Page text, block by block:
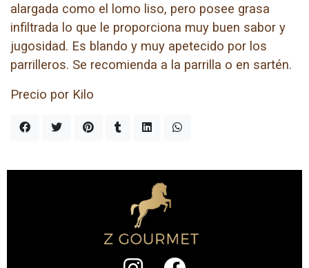
alargada como el lomo liso, pero posee grasa
infiltrada lo que le proporciona muy buen sabor y
jugosidad. Es blando y muy apetecido por los
parrilleros. Se recomienda a la parrilla o en sartén.
Precio por Kilo